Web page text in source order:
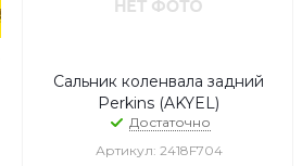
Сальник коленвала задний
Perkins (AKYEL)
Достаточно
Артикул: 2418F704